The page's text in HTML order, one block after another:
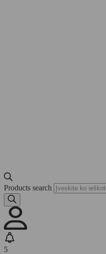
Products search
5